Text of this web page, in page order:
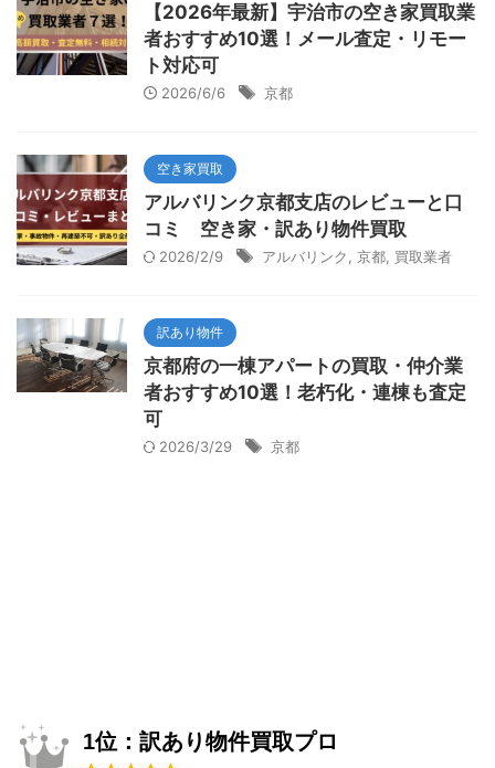
【2026年最新】宇治市の空き家買取業
者おすすめ10選！メール査定・リモー
ト対応可
2026/6/6 京都
空き家買取
アルバリンク京都支店のレビューと口
コミ 空き家・訳あり物件買取
2026/2/9 アルバリンク 京都 買取業者
訳あり物件
京都府の一棟アパートの買取・仲介業
者おすすめ10選！老朽化・連棟も査定
可
2026/3/29 京都
1位：訳あり物件買取プロ